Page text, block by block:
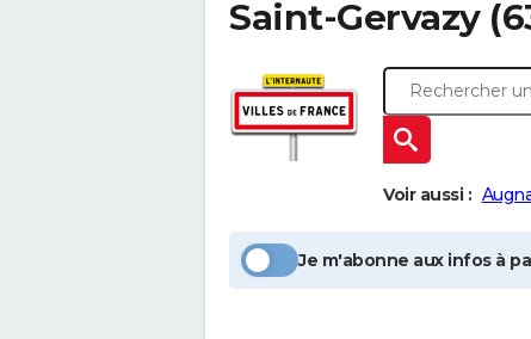
Saint-Gervazy
Voir aussi :
Je m'abonne aux infos à